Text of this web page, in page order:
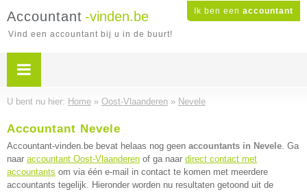
Ik ben een accountant
Accountant -vinden.be
Vind een accountant bij u in de buurt!
U bent nu hier: Home » Oost-Vlaanderen » Nevele
Accountant Nevele
Accountant-vinden.be bevat helaas nog geen accountants in Nevele. Ga
naar accountant Oost-Vlaanderen of ga naar direct contact met
accountants om via één e-mail in contact te komen met meerdere
accountants tegelijk. Hieronder worden nu resultaten getoond uit de